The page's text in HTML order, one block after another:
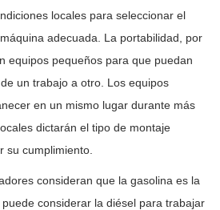
locales para seleccionar el
adecuada. La portabilidad, por
equipos pequeños para que puedan
un trabajo a otro. Los equipos
en un mismo lugar durante más
dictarán el tipo de montaje
su cumplimiento.
consideran que la gasolina es la
considerar la diésel para trabajar